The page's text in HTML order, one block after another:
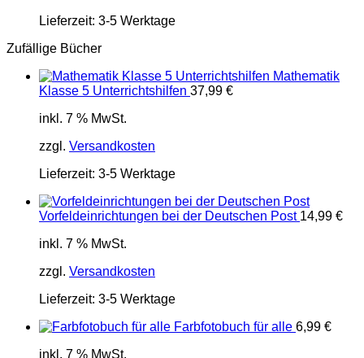
Lieferzeit: 3-5 Werktage
Zufällige Bücher
Mathematik
Klasse 5 Unterrichtshilfen 37,99 €
inkl. 7 % MwSt.
zzgl. Versandkosten
Lieferzeit: 3-5 Werktage
Vorfeldeinrichtungen bei der Deutschen Post 14,99 €
inkl. 7 % MwSt.
zzgl. Versandkosten
Lieferzeit: 3-5 Werktage
Farbfotobuch für alle 6,99 €
inkl. 7 % MwSt.